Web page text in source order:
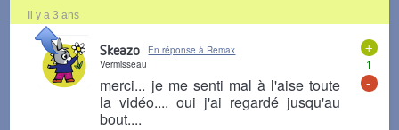
Il y a 3 ans
+
1
-
Skeazo
En réponse à Remax
Vermisseau
merci... je me senti mal à l'aise toute
la vidéo.... oui j'ai regardé jusqu'au
bout....